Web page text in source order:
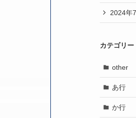
2024年
カテゴリー
other
あ行
か行